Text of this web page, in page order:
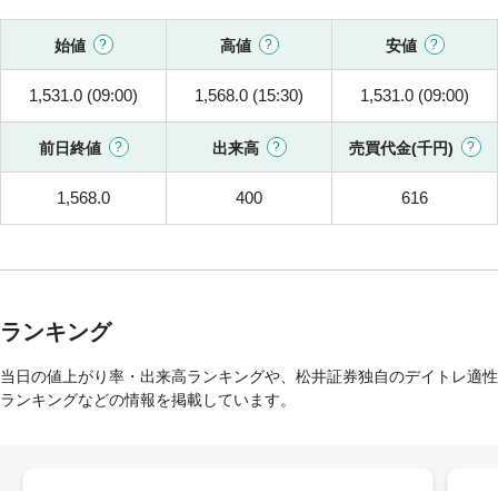
始値 高値 安値
1,531.0 (09:00) 1,568.0 (15:30) 1,531.0 (09:00)
前日終値 出来高 売買代金(千円)
1,568.0 400 616
ランキング
当日の値上がり率・出来高ランキングや、松井証券独自のデイトレ適性
ランキングなどの情報を掲載しています。